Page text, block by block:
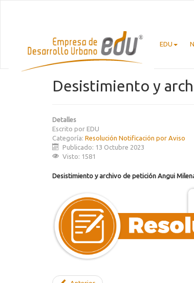
EDU
Desistimiento y
Detalles
Escrito por EDU
Categoría: Resolución Notificación por Aviso
Publicado: 13 Octubre 2023
Visto: 1581
Desistimiento y archivo de petición Angui